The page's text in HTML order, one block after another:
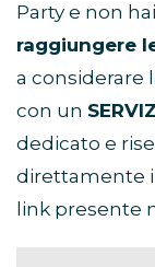
Party e non
raggiungere
a considerare
con un
dedicato e
direttamente
link presente